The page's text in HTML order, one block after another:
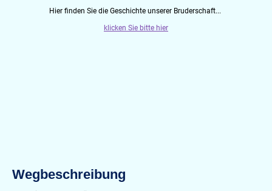
Hier finden Sie die Geschichte unserer Bruderschaft...
klicken Sie bitte hier
Wegbeschreibung